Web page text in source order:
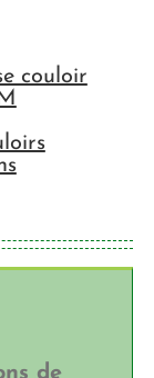
couloir